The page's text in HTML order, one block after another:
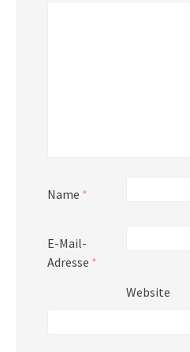
Name *
E-Mail-
Adresse *
Website